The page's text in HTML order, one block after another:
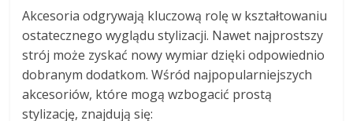
Akcesoria odgrywają kluczową rolę w kształtowaniu
ostatecznego wyglądu stylizacji. Nawet najprostszy
strój może zyskać nowy wymiar dzięki odpowiednio
dobranym dodatkom. Wśród najpopularniejszych
akcesoriów, które mogą wzbogacić prostą
stylizację, znajdują się: